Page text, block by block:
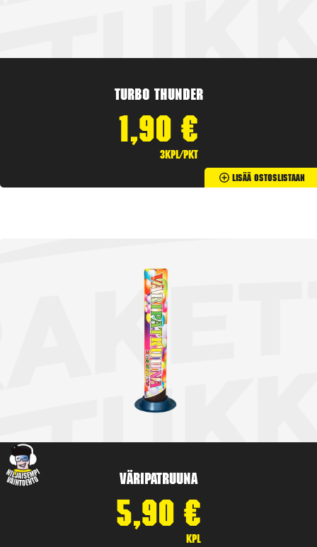
Turbo Thunder
1,90 €
3kpl/pkt
Lisää Ostoslistaan
Väripatruuna
5,90 €
kpl